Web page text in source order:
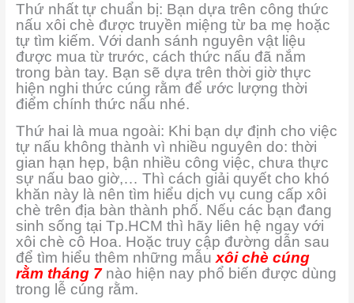
Thứ nhất tự chuẩn bị: Bạn dựa trên công thức
nấu xôi chè được truyền miệng từ ba mẹ hoặc
tự tìm kiếm. Với danh sánh nguyên vật liệu
được mua từ trước, cách thức nấu đã nắm
trong bàn tay. Bạn sẽ dựa trên thời giờ thực
hiện nghi thức cúng rằm để ước lượng thời
điểm chính thức nấu nhé.
Thứ hai là mua ngoài: Khi bạn dự định cho việc
tự nấu không thành vì nhiều nguyên do: thời
gian hạn hẹp, bận nhiều công việc, chưa thực
sự nấu bao giờ,… Thì cách giải quyết cho khó
khăn này là nên tìm hiểu dịch vụ cung cấp xôi
chè trên địa bàn thành phố. Nếu các bạn đang
sinh sống tại Tp.HCM thì hãy liên hệ ngay với
xôi chè cô Hoa. Hoặc truy cập đường dẫn sau
để tìm hiểu thêm những mẫu xôi chè cúng
rằm tháng 7nào hiện nay phổ biến được dùng
trong lễ cúng rằm.